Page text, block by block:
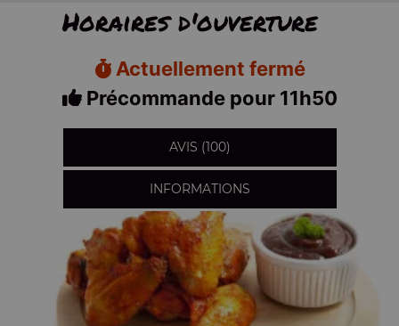
Horaires d'ouverture
Actuellement fermé
Précommande pour 11h50
AVIS (100)
INFORMATIONS